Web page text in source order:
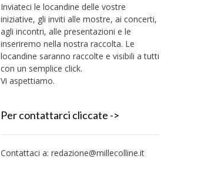
Inviateci le locandine delle vostre
iniziative, gli inviti alle mostre, ai concerti,
agli incontri, alle presentazioni e le
inseriremo nella nostra raccolta. Le
locandine saranno raccolte e visibili a tutti
con un semplice click.
Vi aspettiamo.
Per contattarci cliccate ->
Contattaci a: redazione@millecolline.it